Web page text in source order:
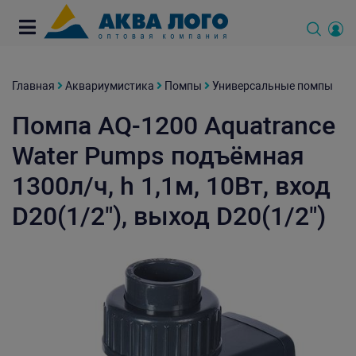
Главная Аквариумистика Помпы Универсальные помпы
Помпа AQ-1200 Aquatrance
Water Pumps подъёмная
1300л/ч, h 1,1м, 10Вт, вход
D20(1/2"), выход D20(1/2")